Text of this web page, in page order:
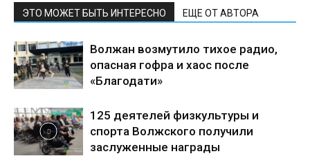
ЭТО МОЖЕТ БЫТЬ ИНТЕРЕСНО ЕЩЕ ОТ АВТОРА
Волжан возмутило тихое радио,
опасная гофра и хаос после
«Благодати»
125 деятелей физкультуры и
спорта Волжского получили
заслуженные награды